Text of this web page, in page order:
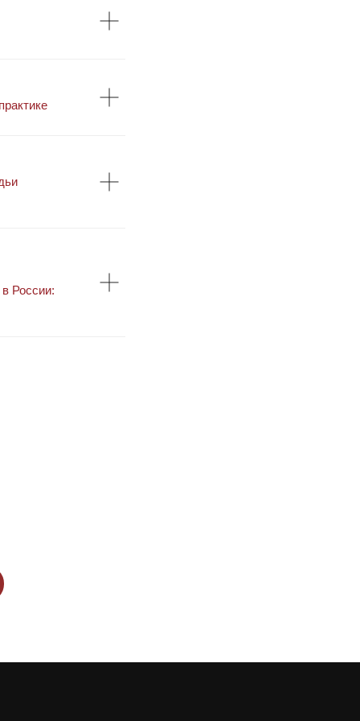
России: